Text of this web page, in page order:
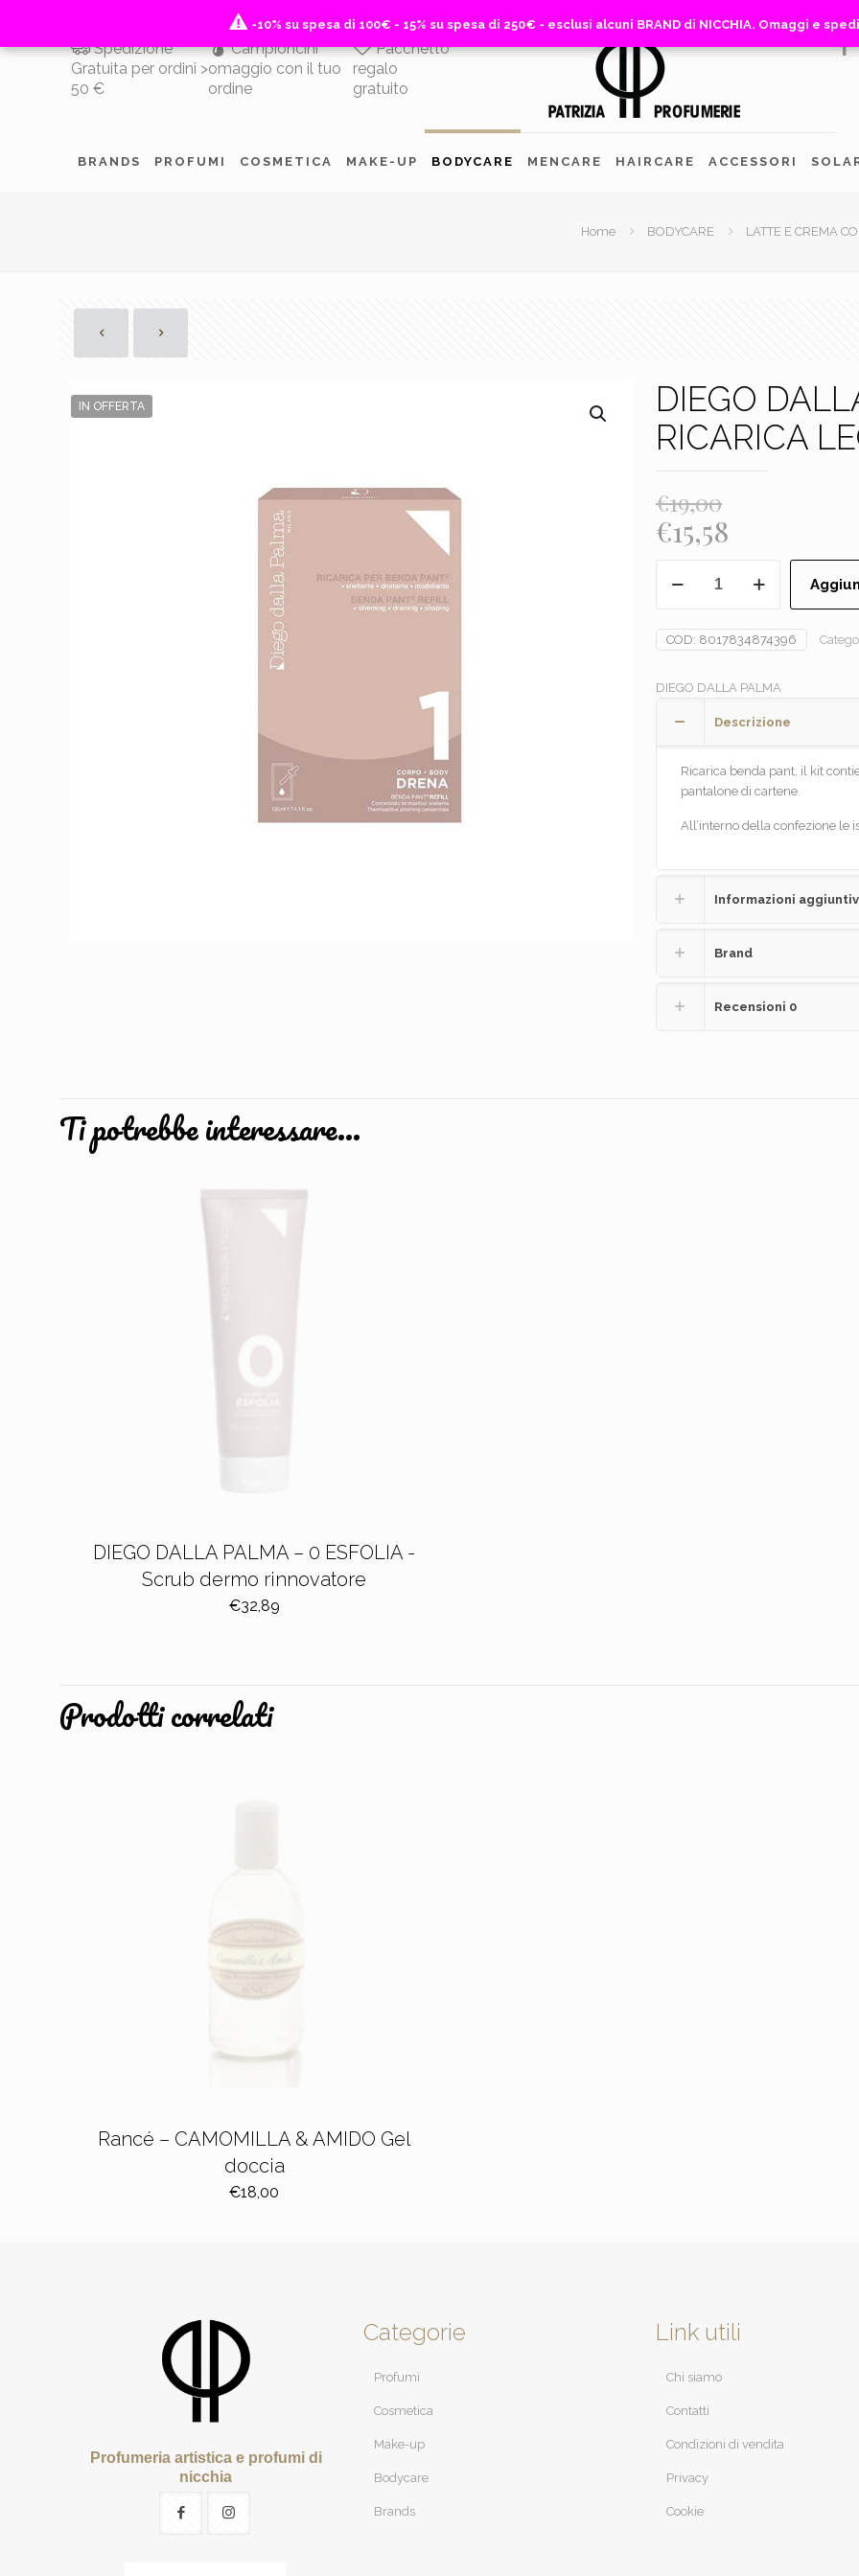
Spedizione
Gratuita per ordini >
50 €
Campioncini
omaggio con il tuo
ordine
Pacchetto
regalo
gratuito
BRANDS PROFUMI COSMETICA MAKE-UP BODYCARE MENCARE HAIRCARE ACCESSORI
Home BODYCARE LATTE E CREMA
IN OFFERTA
DIEGO
RICARICA
€19,00
Il
prezzo
originale
€19,00.
€15,58
prezzo
attuale
€15,58.
DALLA
-
1.DRENA
RICARICA
COD: 8017834874396
DIEGO DALLA PALMA
Descrizione
Ricarica benda pant, il kit
pantalone di cartene.
All’interno della confezione le
Informazioni
Brand
Recensioni 0
Ti potrebbe interessare…
DIEGO DALLA PALMA – 0 ESFOLIA -
Scrub dermo rinnovatore
€32,89
Prodotti correlati
Rancé – CAMOMILLA & AMIDO Gel
doccia
€18,00
Profumeria artistica e profumi di
nicchia
Categorie
Profumi
Cosmetica
Make-up
Bodycare
Brands
Link utili
Chi siamo
Contatti
Condizioni di vendita
Privacy
Cookie
-10% su spesa di 100€ - 15% su spesa di 250€ - esclusi alcuni BRAND di NICCHIA. Omaggi e
-10% su spesa di 100€ - 15% su spesa di 250€ - esclusi alcuni BRAND di NICCHIA. Omaggi e